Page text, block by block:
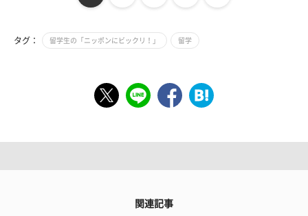
タグ： 留学生の「ニッポンにビックリ！」 留学
関連記事